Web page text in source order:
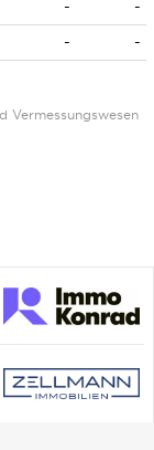
-
-
- -
Vermessungswesen